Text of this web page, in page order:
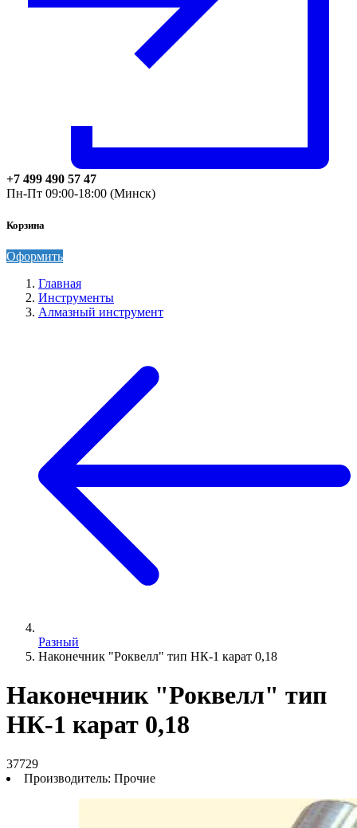
+7 499 490 57 47
Пн-Пт 09:00-18:00 (Минск)
Корзина
Оформить
Главная
Инструменты
Алмазный инструмент
Разный
Наконечник "Роквелл" тип НК-1 карат 0,18
Наконечник "Роквелл" тип
НК-1 карат 0,18
37729
Производитель: Прочие